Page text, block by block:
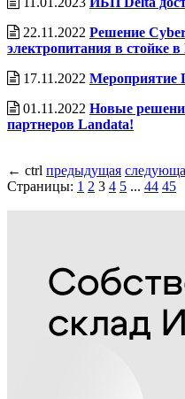
22.11.2022 Решение
электропитания в стойке
17.11.2022 Мероприятие
01.11.2022 Новые
партнеров Landata!
← ctrl предыдущая
Страницы: 1 2 3 4 5 ... 44 45